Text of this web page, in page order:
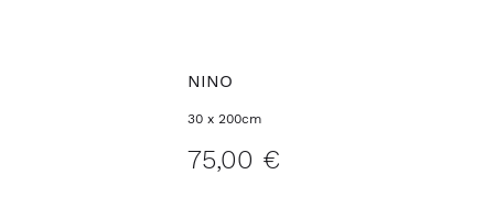
NINO
30 x 200cm
75,00 €